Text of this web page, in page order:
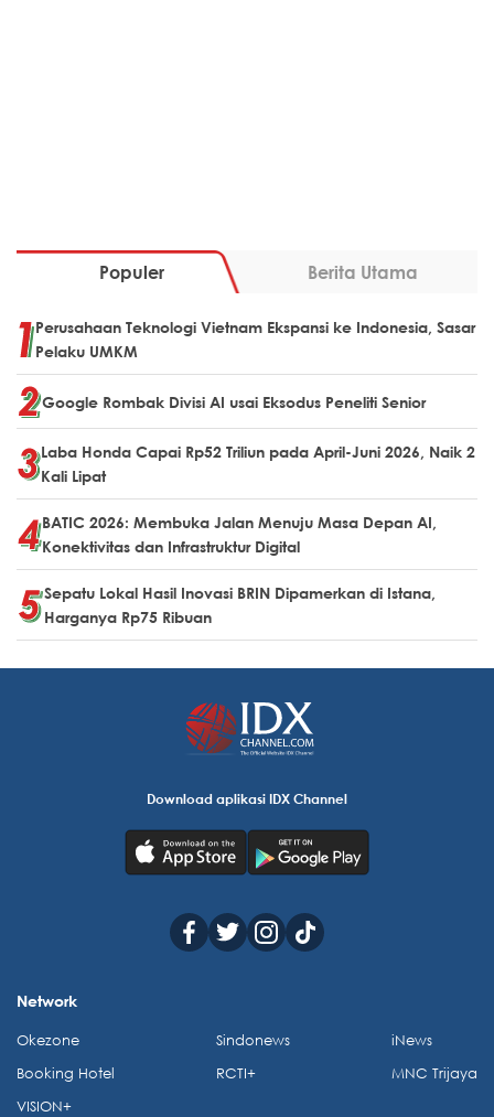
Populer Berita Utama
Perusahaan Teknologi Vietnam Ekspansi ke Indonesia, Sasar
Pelaku UMKM
Google Rombak Divisi AI usai Eksodus Peneliti Senior
Laba Honda Capai Rp52 Triliun pada April-Juni 2026, Naik 2
Kali Lipat
BATIC 2026: Membuka Jalan Menuju Masa Depan AI,
Konektivitas dan Infrastruktur Digital
Sepatu Lokal Hasil Inovasi BRIN Dipamerkan di Istana,
Harganya Rp75 Ribuan
Download aplikasi IDX Channel
Network
Okezone
Booking Hotel
VISION+
Sindonews
RCTI+
iNews
MNC Trijaya